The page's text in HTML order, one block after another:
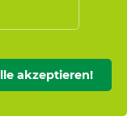
akzeptieren!